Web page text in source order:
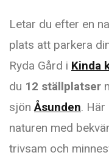
Letar du efter en
plats att parkera
Ryda Gård i Kinda
du 12 ställplatser
sjönÅsunden.
naturen med
trivsam och